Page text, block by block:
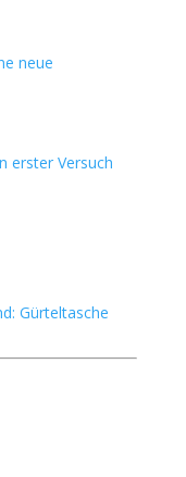
neue
erster Versuch
Gürteltasche